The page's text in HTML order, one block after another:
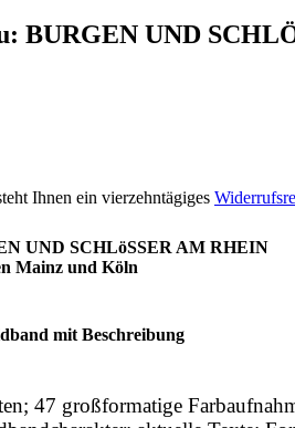
BURGEN UND
Ihnen ein vierzehntägiges
UND SCHLöSSER AM RHEIN
Mainz und Köln
mit Beschreibung
47 großformatige